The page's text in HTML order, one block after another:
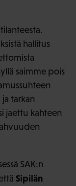
hallitus
saimme pois
tarkan
jaettu kahteen
SAK:n
Sipilän